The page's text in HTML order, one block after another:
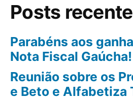
Posts
Parabéns aos
Nota Fiscal Gaúcha!
Reunião sobre os
e Beto e Alfabetiza